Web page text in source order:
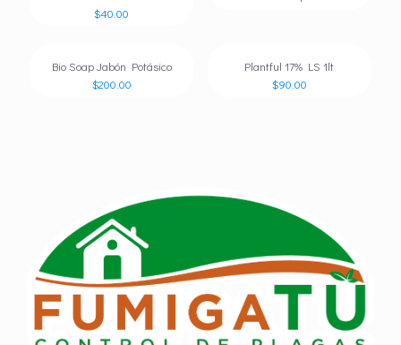
$40.00
Bio Soap Jabón Potásico
$200.00
Plantful 17% LS 1lt
$90.00